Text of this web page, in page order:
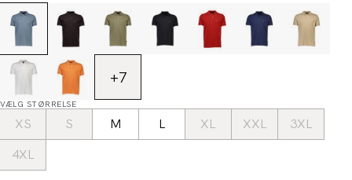
+7
VÆLG STØRRELSE
XS S M L XL XXL
3XL
4XL